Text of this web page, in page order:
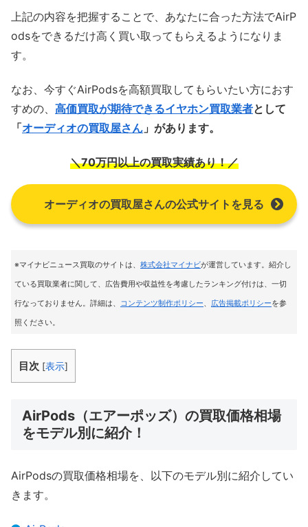
上記の内容を把握することで、あなたに合った方法でAirP
odsをできるだけ高く買い取ってもらえるようになりま
す。
なお、今すぐAirPodsを高額買取してもらいたい方におす
すめの、 高価買取が期待できるイヤホン買取業者として
「オーディオの買取屋さん 」 があります。
＼70万円以上の買取実績あり！／
オーディオの買取屋さんの公式サイトを見る
※マイナビニュース買取のサイトは、 株式会社マイナビが運営しています。紹介し
ている買取業者に関して、広告費用や収益性を考慮したランキング付けは、一切
行なっておりません。詳細は、 コンテンツ制作ポリシー、 広告掲載ポリシーを参
照ください。
目次 [表示]
AirPods（エアーポッズ）の買取価格相場
をモデル別に紹介！
AirPodsの買取価格相場を、以下のモデル別に紹介してい
きます。